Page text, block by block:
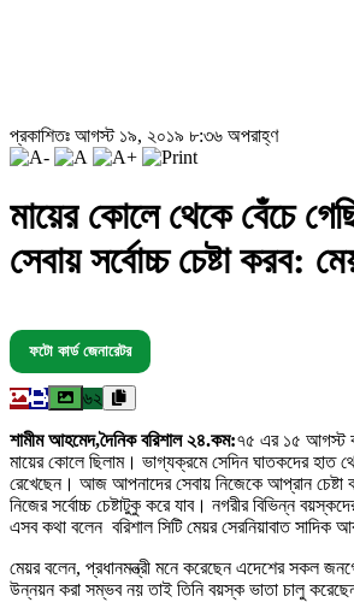
প্রকাশিতঃ আগস্ট ১৯, ২০১৯ ৮:৩৬ অপরাহ্ণ
মায়ের কোলে থেকে বেঁচে
সেবায় সর্বোচ্চ চেষ্টা করব:
ফটো কার্ড জেনারেটর
৬২
শামীম আহমেদ,দৈনিক বরিশাল ২৪.কম:৭৫ এর ১৫ আগস্ট
মায়ের কোলে ছিলাম। ভাগ্যক্রমে সেদিন ঘাতকদের হাত
রেখেছেন। আজ আপনাদের সেবায় নিজেকে আপ্রান চেষ্টা
নিজের সর্বোচ্চ চেষ্টাটুকু করে যাব। নগরীর বিভিন্ন
এসব কথা বলেন বরিশাল সিটি মেয়র সেরনিয়াবাত সাদিক
মেয়র বলেন, প্রধানমন্ত্রী মনে করেছেন এদেশের সকল
উন্নয়ন করা সম্ভব নয় তাই তিনি বয়স্ক ভাতা চালু